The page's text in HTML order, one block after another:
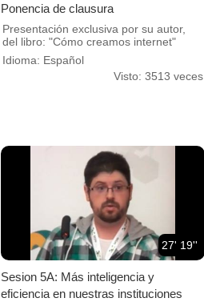
Ponencia de clausura
Presentación exclusiva por su autor,
del libro: "Cómo creamos internet"
Idioma: Español
Visto: 3513 veces
27' 19''
Sesion 5A: Más inteligencia y
eficiencia en nuestras instituciones